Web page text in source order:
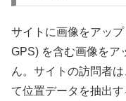
サイトに画像をアッ
GPS) を含む画像をア
ん。サイトの訪問者
て位置データを抽出す